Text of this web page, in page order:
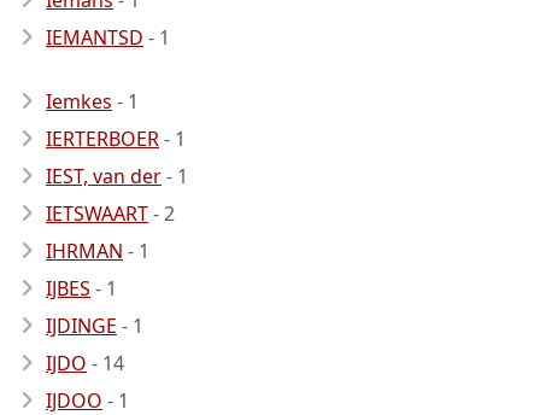
IEMANTSD - 1
Iemkes - 1
IERTERBOER- 1
IEST, van der- 1
IETSWAART- 2
IHRMAN - 1
IJBES - 1
IJDINGE - 1
IJDO - 14
IJDOO - 1